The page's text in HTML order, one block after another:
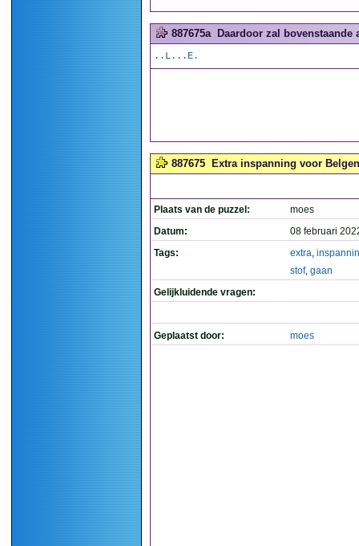
887675a Daardoor zal bovenstaande
..L...E.
887675 Extra inspanning voor
Plaats van de puzzel:
moes
Datum:
08 februari
Tags:
extra,
stof, gaan
Gelijkluidende vragen:
Geplaatst door: moes